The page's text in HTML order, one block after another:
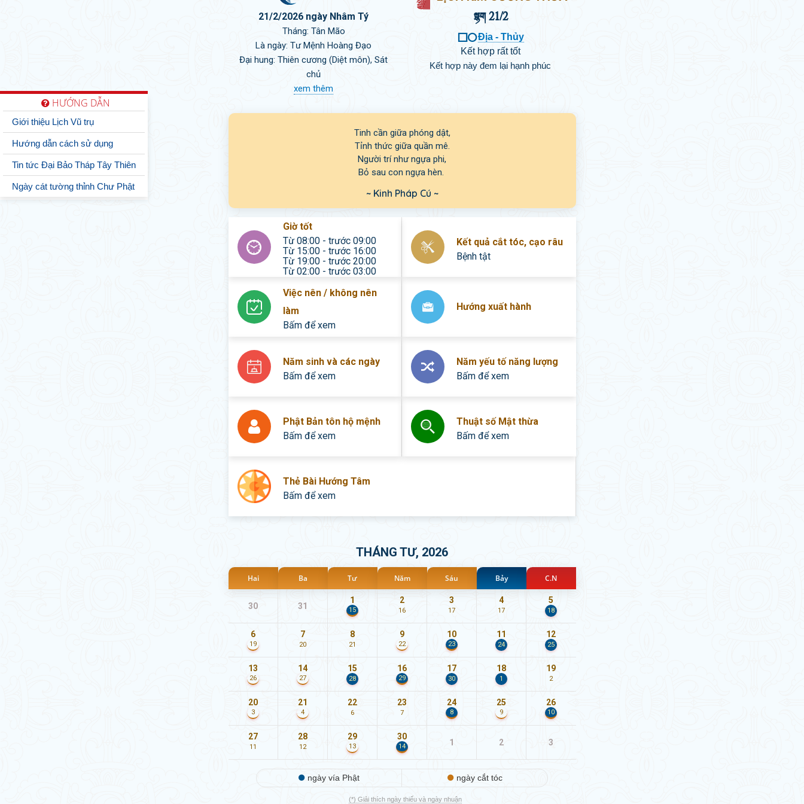
21/2/2026 ngày Nhâm Tý
Tháng: Tân Mão
Là ngày: Tư Mệnh Hoàng Đạo
Đại hung: Thiên cương (Diệt môn), Sát
chủ
xem thêm
 21/2
Địa - Thủy
Kết hợp rất tốt
Kết hợp này đem lại hạnh phúc
Tinh cần giữa phóng dật,
Tỉnh thức giữa quần mê.
Người trí như ngựa phi,
~ Kinh Pháp Cú ~
Giờ tốt
Từ 08:00 - trước 09:00
Từ 15:00 - trước 16:00
Từ 19:00 - trước 20:00
Từ 02:00 - trước 03:00
Kết quả cắt tóc, cạo râu
Bệnh tật
Việc nên / không nên
làm
Bấm để xem
Hướng xuất hành
Năm sinh và các ngày
Bấm để xem
Năm yếu tố năng lượng
Bấm để xem
Phật Bản tôn hộ mệnh
Bấm để xem
Thuật số Mật thừa
Bấm để xem
Thẻ Bài Hướng Tâm
Bấm để xem
THÁNG TƯ, 2026
Hai Ba Tư Năm Sáu Bảy C.N
30 31
1
15
2
16
3
17
4
17
5
18
6
19
7
20
8
21
9
22
10
23
11
24
12
25
13
26
14
27
15
28
16
29
17
30
18
1
19
2
20
3
21
4
22
6
23
7
24
8
25
9
26
10
27
11
28
12
29
13
30
14 1 2 3
ngày vía Phật ngày cắt tóc
(*) Giải thích ngày thiếu và ngày nhuận
HƯỚNG DẪN
Giới thiệu Lịch Vũ trụ
Hướng dẫn cách sử dụng
Tin tức Đại Bảo Tháp Tây Thiên
Ngày cát tường thỉnh Chư Phật